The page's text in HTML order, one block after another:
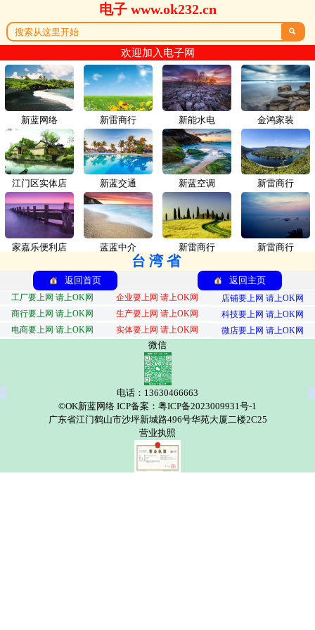
电子 www.ok232.cn

欢迎加入电子网
新蓝网络 新雷商行
江门区实体店 新蓝交通
家嘉乐便利店 蓝蓝中介
新能水电 金鸿家装
新蓝空调 新雷商行
新雷商行 新雷商行
台湾省
返回首页 返回主页
工厂要上网 请上OK网 企业要上网 请上OK网
店铺要上网 请上OK网
商行要上网 请上OK网
生产要上网 请上OK网
科技要上网 请上OK网
电商要上网 请上OK网
实体要上网 请上OK网 微店要上网 请上OK网
微信
电话：13630466663
©OK新蓝网络 ICP备案：粤ICP备2023009931号-1
广东省江门鹤山市沙坪新城路496号华苑大厦二楼2C25
营业执照